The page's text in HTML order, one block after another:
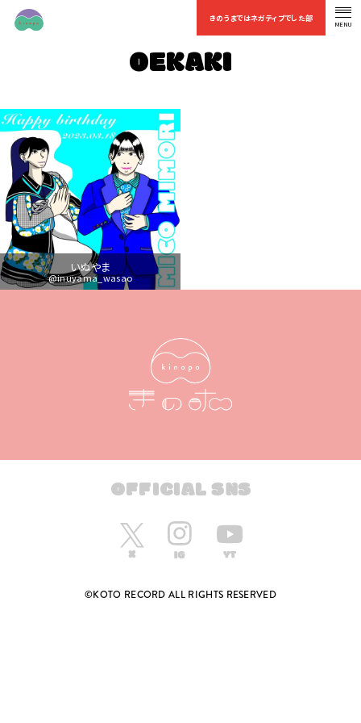
きのうまではネガティブでした部
OFFICIAL FAN CLUB
MENU
OEKAKI
いぬやま
@inuyama_wasao
OFFICIAL SNS
©KOTO RECORD ALL RIGHTS RESERVED